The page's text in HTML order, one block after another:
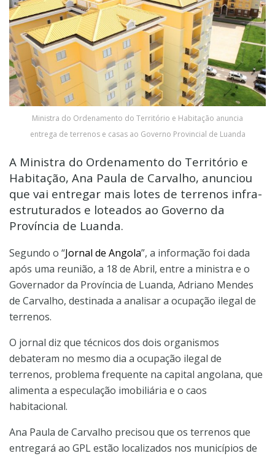
Ministra do Ordenamento do Território e Habitação anuncia
entrega de terrenos e casas ao Governo Provincial de Luanda
A Ministra do Ordenamento do Território e
Habitação, Ana Paula de Carvalho, anunciou
que vai entregar mais lotes de terrenos infra-
estruturados e loteados ao Governo da
Província de Luanda.
Segundo o “Jornal de Angola”, a informação foi dada
após uma reunião, a 18 de Abril, entre a ministra e o
Governador da Província de Luanda, Adriano Mendes
de Carvalho, destinada a analisar a ocupação ilegal de
terrenos.
O jornal diz que técnicos dos dois organismos
debateram no mesmo dia a ocupação ilegal de
terrenos, problema frequente na capital angolana, que
alimenta a especulação imobiliária e o caos
habitacional.
Ana Paula de Carvalho precisou que os terrenos que
entregará ao GPL estão localizados nos municípios de